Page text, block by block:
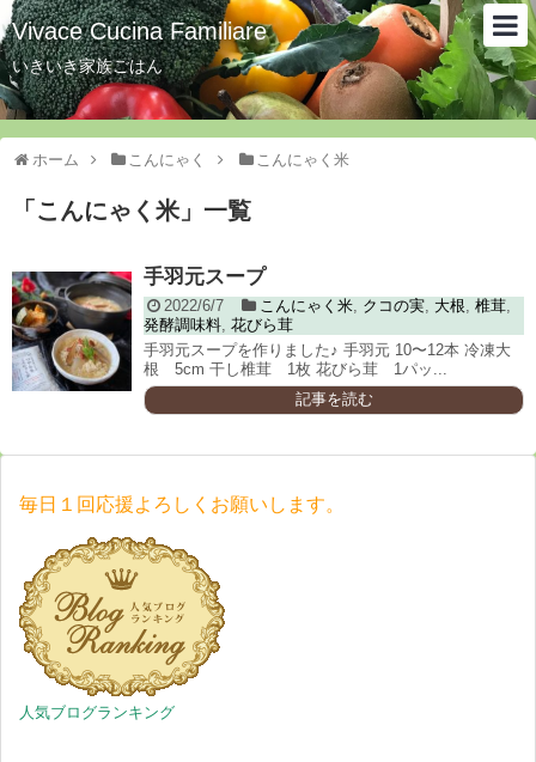
Vivace Cucina Familiare
いきいき家族ごはん
ホーム こんにゃく こんにゃく米
「 こんにゃく米」 一覧
手羽元スープ
2022/6/7 こんにゃく米, クコの実, 大根, 椎茸,
発酵調味料, 花びら茸
手羽元スープを作りました♪ 手羽元 10〜12本 冷凍大
根 5cm 干し椎茸 1枚 花びら茸 1パッ...
記事を読む
毎日１回応援よろしくお願いします。
人気ブログランキング